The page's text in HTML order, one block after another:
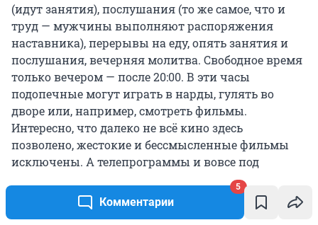
Комментарии
5
(идут занятия), послушания (то же самое, что и
труд — мужчины выполняют распоряжения
наставника), перерывы на еду, опять занятия и
послушания, вечерняя молитва. Свободное время
только вечером — после 20:00. В эти часы
подопечные могут играть в нарды, гулять во
дворе или, например, смотреть фильмы.
Интересно, что далеко не всё кино здесь
позволено, жестокие и бессмысленные фильмы
исключены. А телепрограммы и вовсе под